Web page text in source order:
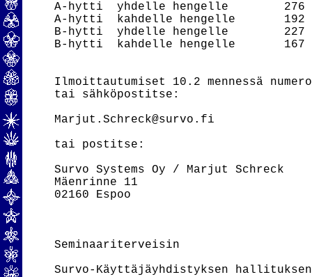
A-hytti  yhdelle hengelle
A-hytti  kahdelle hengelle
B-hytti  yhdelle hengelle
B-hytti  kahdelle hengelle
Ilmoittautumiset 10.2 mennessä
tai sähköpostitse:
Marjut.Schreck@survo.fi
tai postitse:
Survo Systems Oy / Marjut Schreck
Mäenrinne 11
02160 Espoo
Seminaariterveisin
Survo-Käyttäjäyhdistyksen